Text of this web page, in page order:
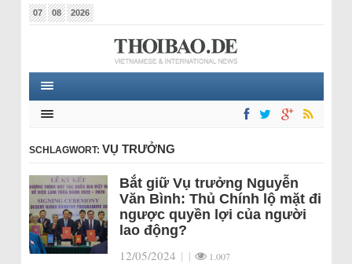
07 08 2026
SCHLAGWORT: VỤ TRƯỞNG
Bắt giữ Vụ trưởng Nguyễn
Văn Bình: Thủ Chính lộ mặt đi
ngược quyền lợi của người
lao động?
12/05/2024 | | 1.007